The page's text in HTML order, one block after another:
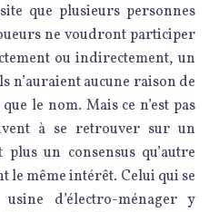
que plusieurs personnes
ne voudront participer
ou indirectement, un
n’auraient aucune raison de
le nom. Mais ce n’est pas
à se retrouver sur un
un consensus qu’autre
le même intérêt. Celui qui se
d’électro-ménager y